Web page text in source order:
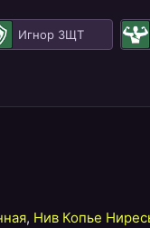
Игнор ЗЩТ
, Нив Копье